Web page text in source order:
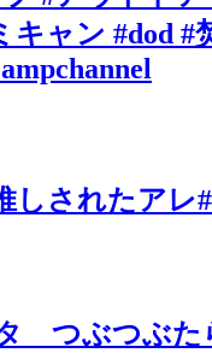
キャン #dod #
しされたアレ
つぶつぶた